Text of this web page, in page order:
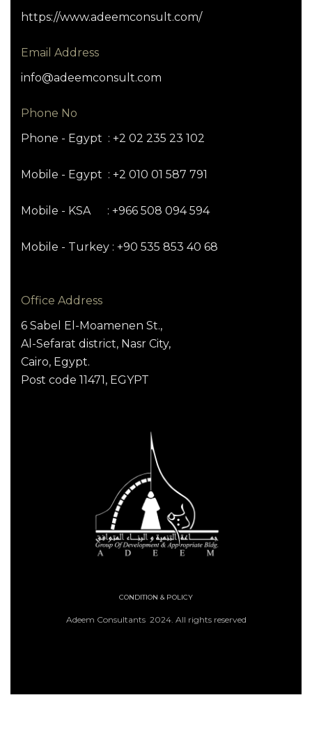
https://www.adeemconsult.com/
Email Address
info@adeemconsult.com
Phone No
Phone - Egypt : +2 02 235 23 102
Mobile - Egypt : +2 010 01 587 791
Mobile - KSA : +966 508 094 594
Mobile - Turkey : +90 535 853 40 68
Office Address
6 Sabel El-Moamenen St.,
Al-Sefarat district, Nasr City,
Cairo, Egypt.
Post code 11471, EGYPT
CONDITION & POLICY
Adeem Consultants 2024. All rights reserved